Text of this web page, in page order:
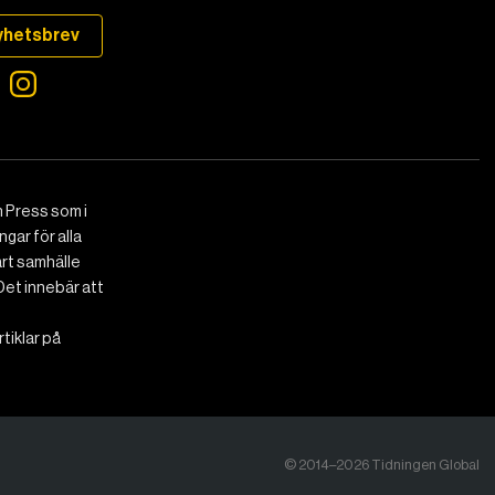
som i
för alla
samhälle
innebär att
på
© 2014–2026 Tidningen Global